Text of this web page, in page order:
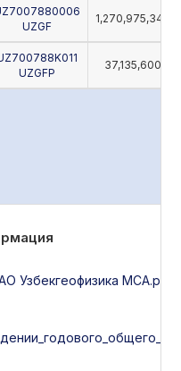
UZGF
1,270,975,342
UZGFP
37,135,600
Узбекгеофизика МСА.pdf